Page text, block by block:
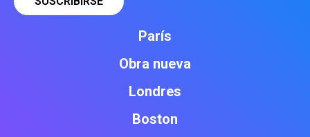
París
Obra nueva
Londres
Boston